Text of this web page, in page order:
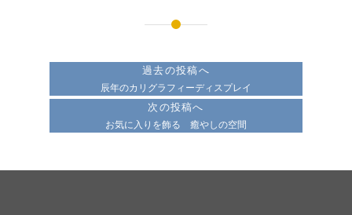
ー
過去の投稿へ
辰年のカリグラフィーディスプレイ
次の投稿へ
お気に入りを飾る 癒やしの空間